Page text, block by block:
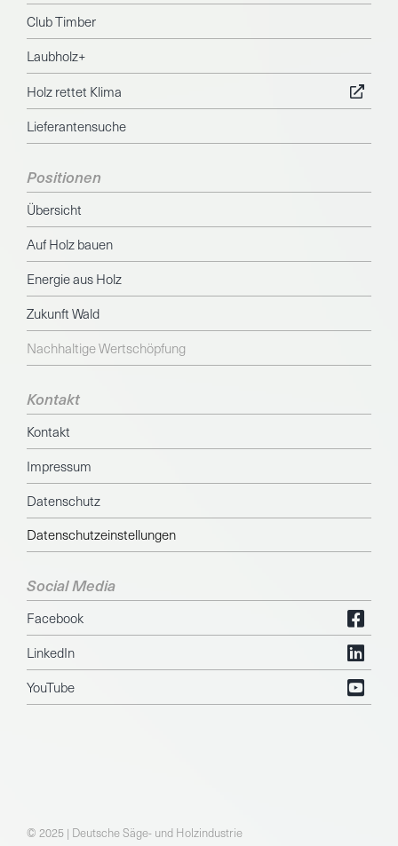
Club Timber
Laubholz+
Holz rettet Klima
Lieferantensuche
Positionen
Übersicht
Auf Holz bauen
Energie aus Holz
Zukunft Wald
Nachhaltige Wertschöpfung
Kontakt
Kontakt
Impressum
Datenschutz
Datenschutzeinstellungen
Social Media
Facebook
LinkedIn
YouTube
© 2025 | Deutsche Säge- und Holzindustrie